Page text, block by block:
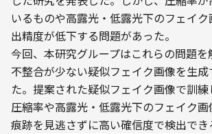
いるものや高露光・低露光下のフェイ
出精度が低下する問題があった。
今回、本研究グループはこれらの問題を
不整合が少ない疑似フェイク画像を生
た。提案された疑似フェイク画像で訓
圧縮率や高露光・低露光下のフェイク
痕跡を見逃さずに高い確信度で検出でき